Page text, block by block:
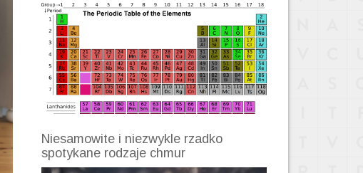
Niesamowite i niezwykle rzadko
spotykane rodzaje chmur